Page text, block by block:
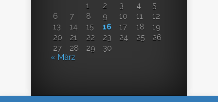
1
2 3 4
5
6
7 8 9 10 11
12
13
14 15 16 17 18
19
20
21 22 23 24 25
26
27
28 29
30
« März